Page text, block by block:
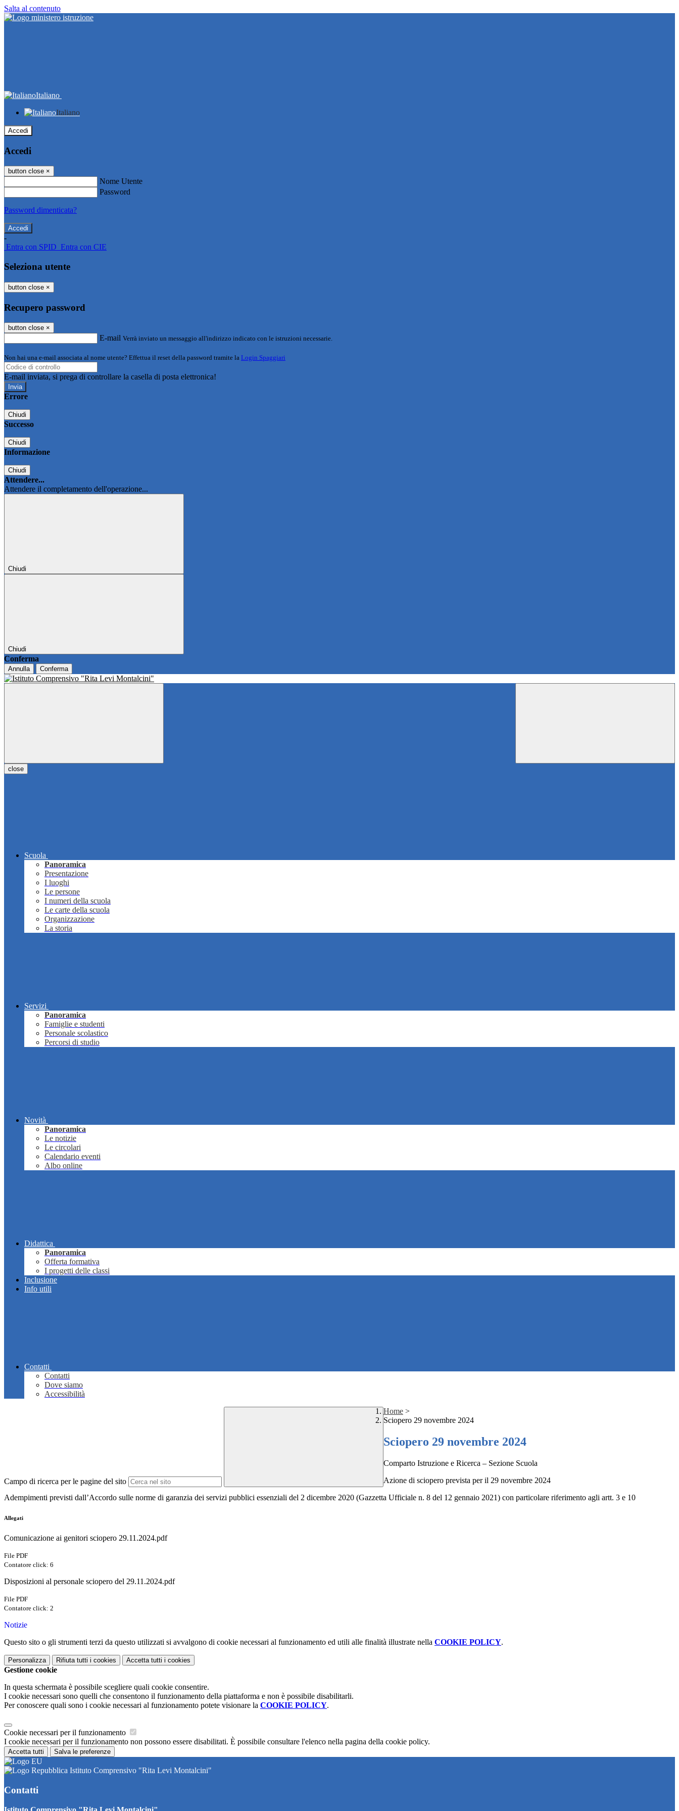
Salta al contenuto
Italiano
Italiano
Accedi
Accedi
button close ×
Nome Utente
Password
Password dimenticata?
-
Entra con SPID Entra con CIE
Seleziona utente
button close ×
Recupero password
button close ×
E-mail Verrà inviato un messaggio all'indirizzo indicato con le istruzioni necessarie.
Non hai una e-mail associata al nome utente? Effettua il reset della password tramite la Login Spaggiari
E-mail inviata, si prega di controllare la casella di posta elettronica!
Errore
Chiudi
Successo
Chiudi
Informazione
Chiudi
Attendere...
Attendere il completamento dell'operazione...
Chiudi
Chiudi
Conferma
Annulla Conferma
close
Scuola
Panoramica
Presentazione
I luoghi
Le persone
I numeri della scuola
Le carte della scuola
Organizzazione
La storia
Servizi
Panoramica
Famiglie e studenti
Personale scolastico
Percorsi di studio
Novità
Panoramica
Le notizie
Le circolari
Calendario eventi
Albo online
Didattica
Panoramica
Offerta formativa
I progetti delle classi
Inclusione
Info utili
Contatti
Contatti
Dove siamo
Accessibilità
Campo di ricerca per le pagine del sito
Home >
Sciopero 29 novembre 2024
Sciopero 29 novembre 2024
Comparto Istruzione e Ricerca – Sezione Scuola
Azione di sciopero prevista per il 29 novembre 2024
Adempimenti previsti dall’Accordo sulle norme di garanzia dei servizi pubblici essenziali del 2 dicembre 2020 (Gazzetta Ufficiale n. 8 del 12 gennaio 2021) con particolare riferimento agli artt. 3 e 10
Allegati
Comunicazione ai genitori sciopero 29.11.2024.pdf
File PDF
Contatore click: 6
Disposizioni al personale sciopero del 29.11.2024.pdf
File PDF
Contatore click: 2
Notizie
Questo sito o gli strumenti terzi da questo utilizzati si avvalgono di cookie necessari al funzionamento ed utili alle finalità illustrate nella COOKIE POLICY.
Personalizza Rifiuta tutti i cookies Accetta tutti i cookies
Gestione cookie
In questa schermata è possibile scegliere quali cookie consentire.
I cookie necessari sono quelli che consentono il funzionamento della piattaforma e non è possibile disabilitarli.
Per conoscere quali sono i cookie necessari al funzionamento potete visionare la COOKIE POLICY.
Cookie necessari per il funzionamento
I cookie necessari per il funzionamento non possono essere disabilitati. È possibile consultare l'elenco nella pagina della cookie policy.
Accetta tutti Salva le preferenze
Istituto Comprensivo "Rita Levi Montalcini"
Contatti